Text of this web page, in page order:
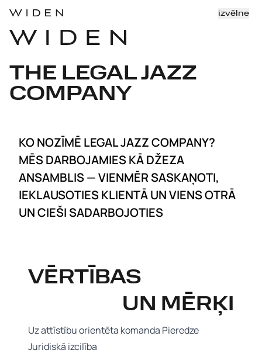
izvēlne
THE LEGAL JAZZ
COMPANY
KO NOZĪMĒ LEGAL JAZZ COMPANY?
MĒS DARBOJAMIES KĀ DŽEZA
ANSAMBLIS — VIENMĒR SASKAŅOTI,
IEKLAUSOTIES KLIENTĀ UN VIENS OTRĀ
UN CIEŠI SADARBOJOTIES
VĒRTĪBAS
UN MĒRĶI
Uz attīstību orientēta komanda Pieredze
Juridiskā izcilība